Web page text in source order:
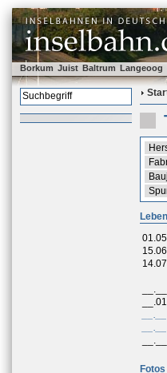
Borkum Juist Baltrum Langeoog
Fotos